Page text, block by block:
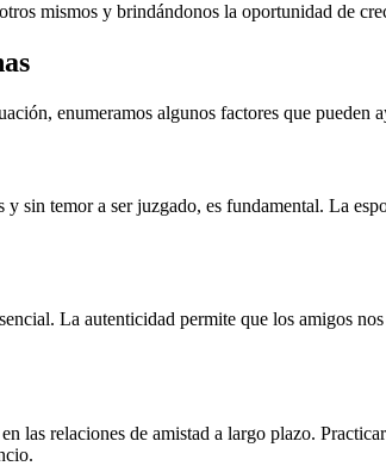
mismos y brindándonos la oportunidad de
enumeramos algunos factores que pueden
sin temor a ser juzgado, es fundamental. La
La autenticidad permite que los amigos
las relaciones de amistad a largo plazo.